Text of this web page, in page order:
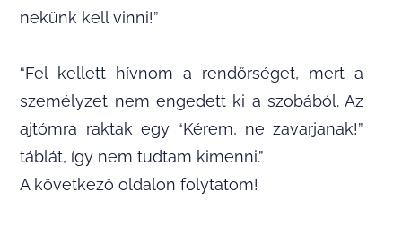
nekünk kell vinni!”
“Fel kellett hívnom a rendőrséget, mert a
személyzet nem engedett ki a szobából. Az
ajtómra raktak egy “Kérem, ne zavarjanak!”
táblát, így nem tudtam kimenni.”
A következő oldalon folytatom!